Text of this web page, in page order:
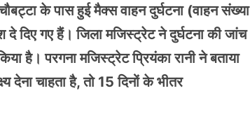
के पास हुई मैक्स वाहन दुर्घटना (वाहन संख्या
गए हैं। जिला मजिस्ट्रेट ने दुर्घटना की जांच
है। परगना मजिस्ट्रेट प्रियंका रानी ने बताया
देना चाहता है, तो 15 दिनों के भीतर